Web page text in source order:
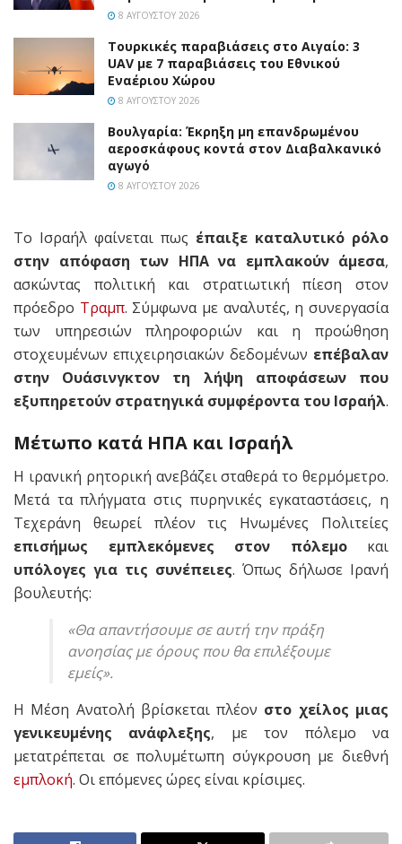
8 ΑΥΓΟΎΣΤΟΥ 2026
Τουρκικές παραβιάσεις στο Αιγαίο: 3
UAV με 7 παραβιάσεις του Εθνικού
Εναέριου Χώρου
8 ΑΥΓΟΎΣΤΟΥ 2026
Βουλγαρία: Έκρηξη μη επανδρωμένου
αεροσκάφους κοντά στον Διαβαλκανικό
αγωγό
8 ΑΥΓΟΎΣΤΟΥ 2026
Το Ισραήλ φαίνεται πως έπαιξε καταλυτικό ρόλο
στην απόφαση των ΗΠΑ να εμπλακούν άμεσα,
ασκώντας πολιτική και στρατιωτική πίεση στον
πρόεδρο Τραμπ. Σύμφωνα με αναλυτές, η συνεργασία
των υπηρεσιών πληροφοριών και η προώθηση
στοχευμένων επιχειρησιακών δεδομένων επέβαλαν
στην Ουάσινγκτον τη λήψη αποφάσεων που
εξυπηρετούν στρατηγικά συμφέροντα του Ισραήλ.
Μέτωπο κατά ΗΠΑ και Ισραήλ
Η ιρανική ρητορική ανεβάζει σταθερά το θερμόμετρο.
Μετά τα πλήγματα στις πυρηνικές εγκαταστάσεις, η
Τεχεράνη θεωρεί πλέον τις Ηνωμένες Πολιτείες
επισήμως εμπλεκόμενες στον πόλεμοκαι
υπόλογες για τις συνέπειες. Όπως δήλωσε Ιρανή
βουλευτής:
«Θα απαντήσουμε σε αυτή την πράξη
ανοησίας με όρους που θα επιλέξουμε
εμείς».
Η Μέση Ανατολή βρίσκεται πλέον στο χείλος μιας
γενικευμένης ανάφλεξης, με τον πόλεμο να
μετατρέπεται σε πολυμέτωπη σύγκρουση με διεθνή
εμπλοκή. Οι επόμενες ώρες είναι κρίσιμες.